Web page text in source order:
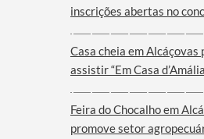
inscrições abertas no
Casa cheia em Alcáçovas
assistir “Em Casa
Feira do Chocalho em
promove setor